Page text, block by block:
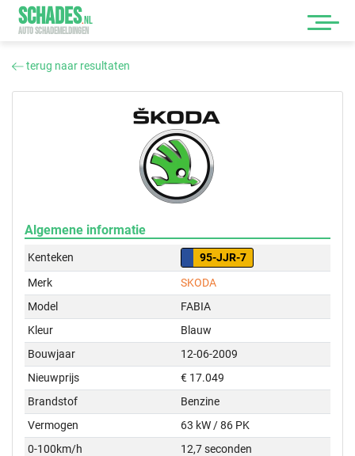
SCHADES.NL
AUTO SCHADEMELDINGEN
terug naar resultaten
Algemene informatie
Kenteken
95-JJR-7
Merk
SKODA
Model
FABIA
Kleur
Blauw
Bouwjaar
12-06-2009
Nieuwprijs
€ 17.049
Brandstof
Benzine
Vermogen
63 kW / 86 PK
0-100km/h
12,7 seconden